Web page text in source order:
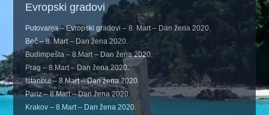
Evropski gradovi
Putovanja – Evropski gradovi – 8. Mart – Dan žena 2020.
Beč – 8. Mart – Dan žena 2020.
Budimpešta – 8.Mart – Dan žena 2020.
Prag – 8.Mart – Dan žena 2020.
Istanbul – 8.Mart – Dan žena 2020.
Pariz – 8.Mart – Dan žena 2020.
Krakov – 8.Mart – Dan žena 2020.